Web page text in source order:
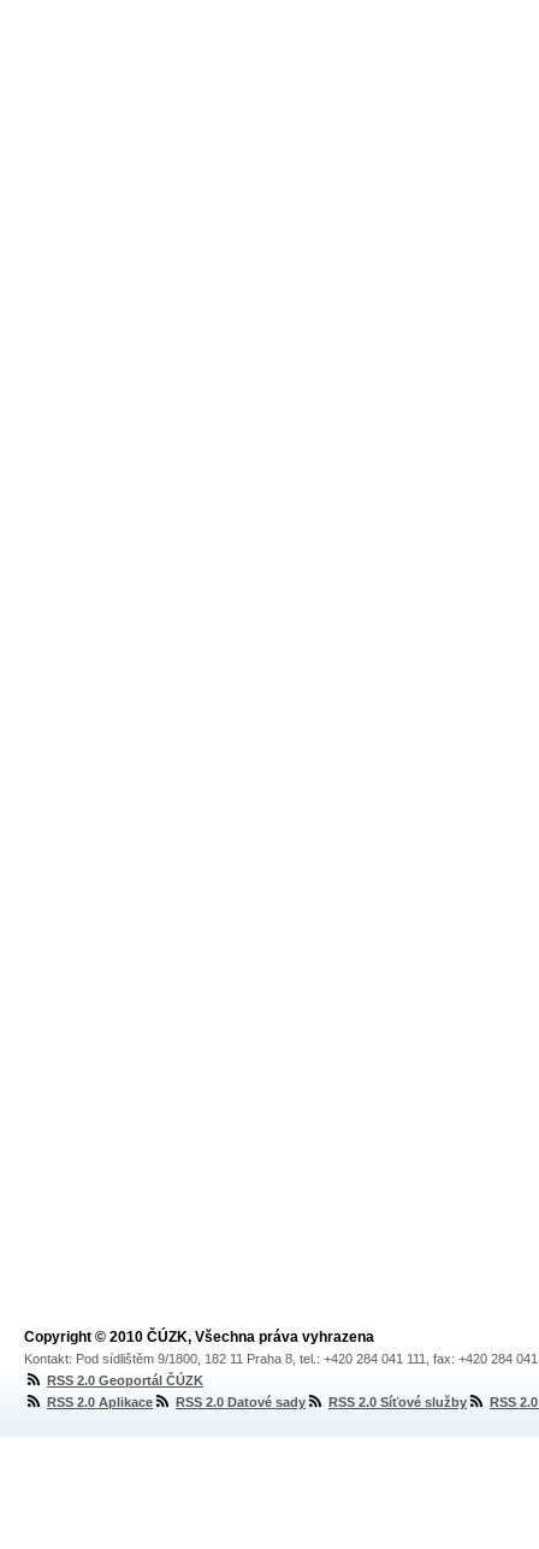
Copyright © 2010 ČÚZK, Všechna práva vyhrazena
Kontakt: Pod sídlištěm 9/1800, 182 11 Praha 8, tel.: +420 284 041 111, fax: +420 284
RSS 2.0 Geoportál ČÚZK
RSS 2.0 Aplikace
RSS 2.0 Datové sady RSS 2.0 Síťové služby RSS